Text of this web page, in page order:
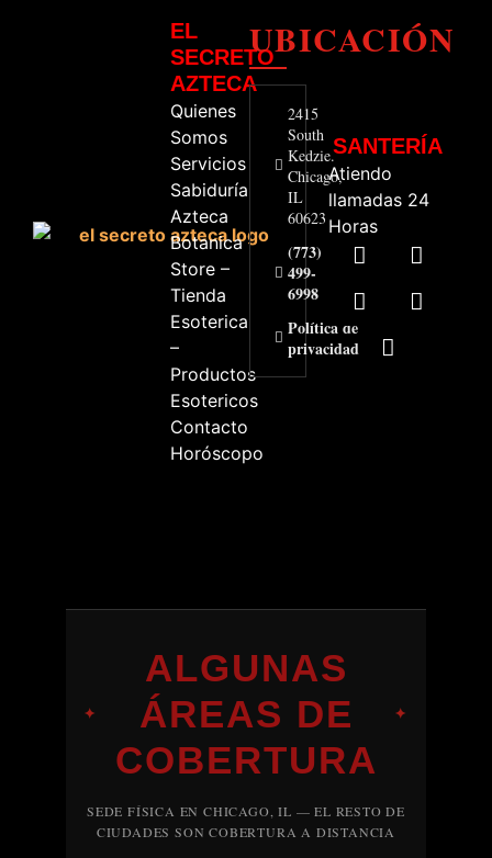
EL
SECRETO
AZTECA
Quienes
Somos
Servicios
Sabiduría
Azteca
Botanica
Store –
Tienda
Esoterica
–
Productos
Esotericos
Contacto
Horóscopo
UBICACIÓN
2415
South
Kedzie.
Chicago,
IL
60623
(773)
499-
6998
Política de
privacidad
SANTERÍA
Atiendo
llamadas 24
Horas
✦
ALGUNAS
ÁREAS DE
COBERTURA
✦
SEDE FÍSICA EN CHICAGO, IL — EL RESTO DE
CIUDADES SON COBERTURA A DISTANCIA